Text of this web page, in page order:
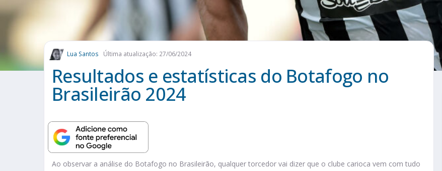
Lua Santos Última atualização: 27/06/2024
Resultados e estatísticas do Botafogo no
Brasileirão 2024
Ao observar a análise do Botafogo no Brasileirão, qualquer torcedor vai dizer que o clube carioca vem com tudo